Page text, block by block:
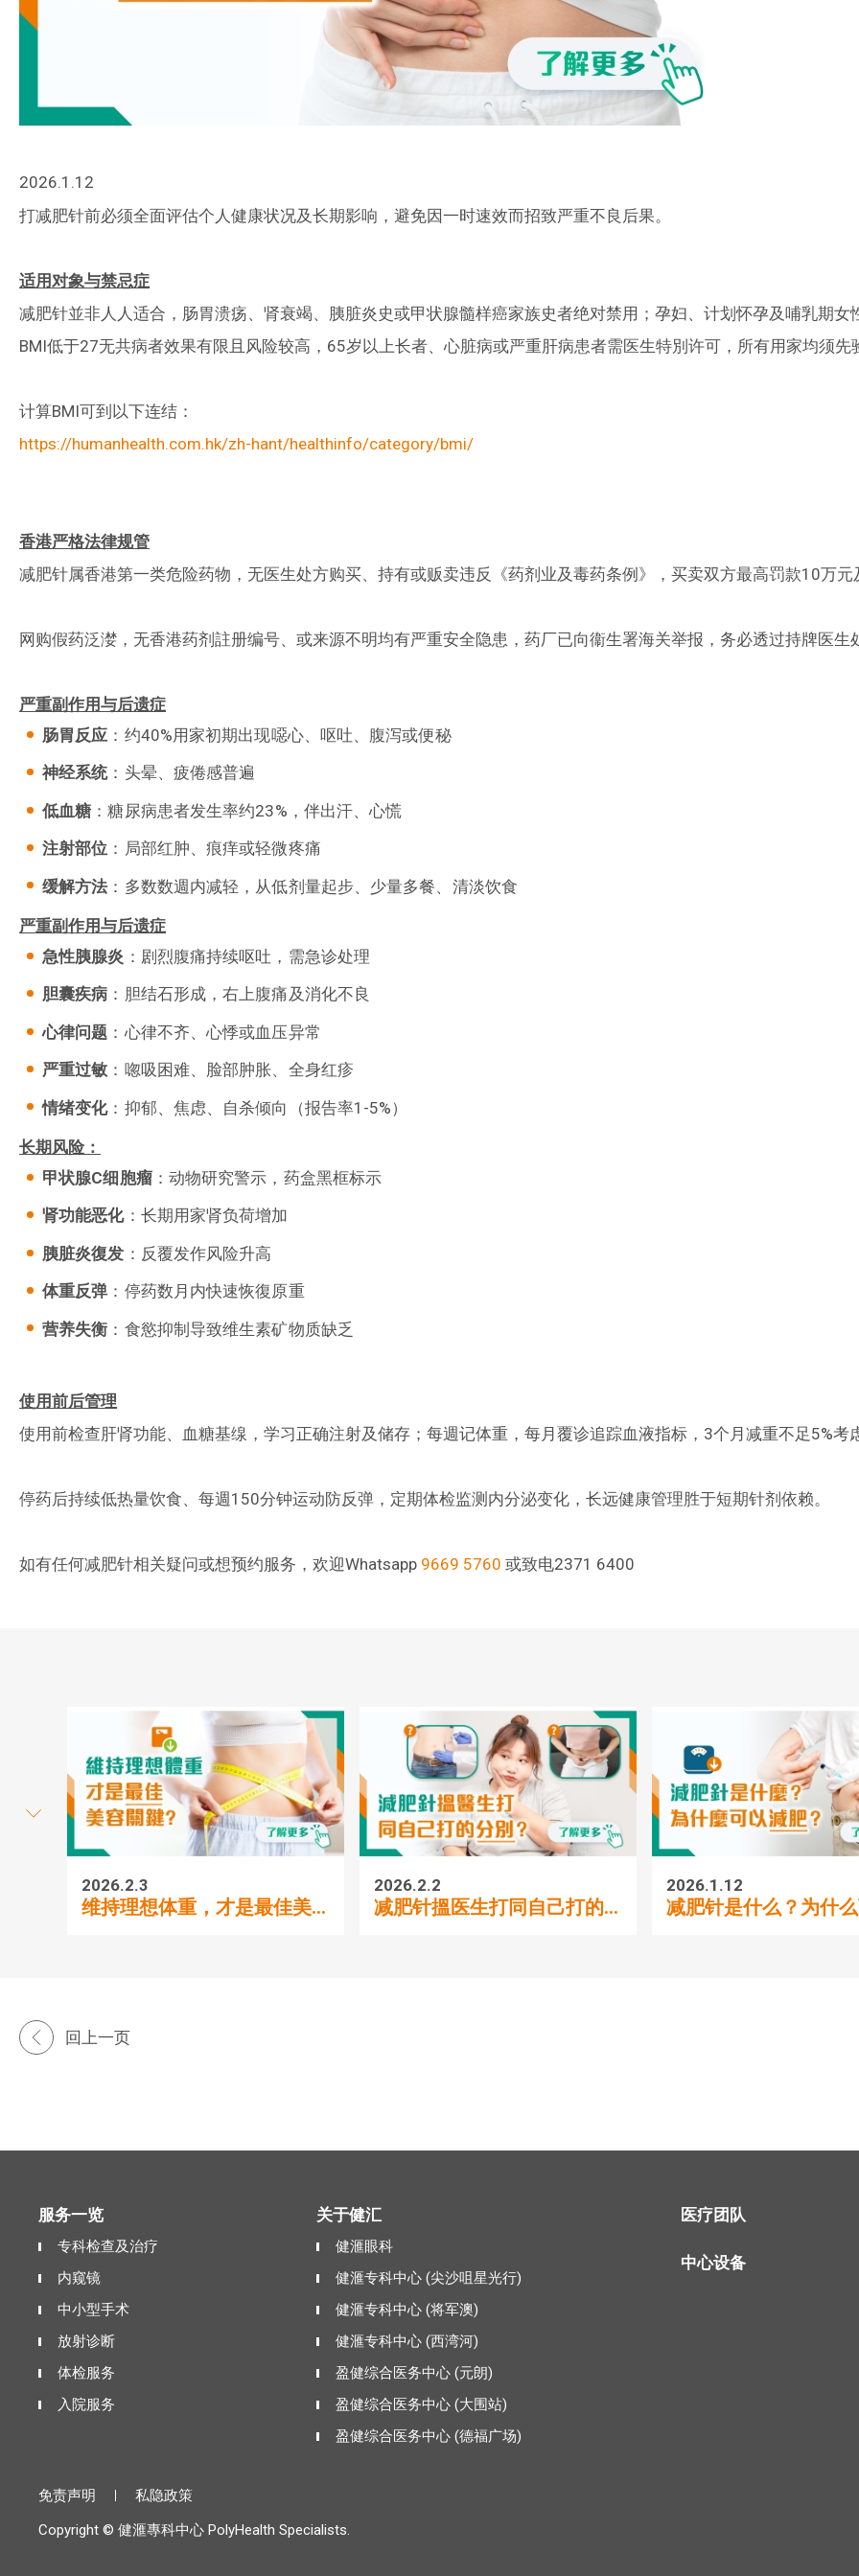
2026.1.12
打减肥针前必须全面评估个人健康状况及长期影响，避免因一时速效而招致严重不良后果。
适用对象与禁忌症
减肥针並非人人适合，肠胃溃疡、肾衰竭、胰脏炎史或甲状腺髓样癌家族史者绝对禁用；孕妇、计划怀孕及哺乳期女
BMI低于27无共病者效果有限且风险较高，65岁以上长者、心脏病或严重肝病患者需医生特別许可，所有用家均须先
计算BMI可到以下连结：
https://humanhealth.com.hk/zh-hant/healthinfo/category/bmi/
香港严格法律规管
减肥针属香港第一类危险药物，无医生处方购买、持有或贩卖违反《药剂业及毒药条例》，买卖双方最高罚款10万元
网购假药泛漤，无香港药剂註册编号、或来源不明均有严重安全隐患，药厂已向衞生署海关举报，务必透过持牌医生
严重副作用与后遗症
肠胃反应 ：约40%用家初期出现噁心、呕吐、腹泻或便秘
神经系统：头晕、疲倦感普遍
低血糖 ：糖尿病患者发生率约23%，伴出汗、心慌
注射部位 ：局部红肿、痕痒或轻微疼痛
缓解方法 ：多数数週内减轻，从低剂量起步、少量多餐、清淡饮食
严重副作用与后遗症
急性胰腺炎 ：剧烈腹痛持续呕吐，需急诊处理
胆囊疾病 ：胆结石形成，右上腹痛及消化不良
心律问题 ：心律不齐、心悸或血压异常
严重过敏 ：唿吸困难、脸部肿胀、全身红疹
情绪变化：抑郁、焦虑、自杀倾向（报告率1-5%）
长期风险：
甲状腺C细胞瘤：动物研究警示，药盒黑框标示
肾功能恶化：长期用家肾负荷增加
胰脏炎復发 ：反覆发作风险升高
体重反弹：停药数月内快速恢復原重
营养失衡 ：食慾抑制导致维生素矿物质缺乏
使用前后管理
使用前检查肝肾功能、血糖基缐，学习正确注射及储存；每週记体重，每月覆诊追踪血液指标，3个月减重不足5%考
停药后持续低热量饮食、每週150分钟运动防反弹，定期体检监测内分泌变化，长远健康管理胜于短期针剂依赖。
如有任何减肥针相关疑问或想预约服务，欢迎Whatsapp 9669 5760 或致电2371 6400
2026.2.3
维持理想体重，才是最佳美...
2026.2.2
减肥针搵医生打同自己打的...
2026.1.12
减肥针是什么？为什
回上一页
服务一览
专科检查及治疗
内窥镜
中小型手术
放射诊断
体检服务
入院服务
关于健汇
健滙眼科
健滙专科中心 (尖沙咀星光行)
健滙专科中心 (将军澳)
健滙专科中心 (西湾河)
盈健综合医务中心 (元朗)
盈健综合医务中心 (大围站)
盈健综合医务中心 (德福广场)
医疗团队
中心设备
免责声明
私隐政策
Copyright © 健滙專科中心 PolyHealth Specialists.